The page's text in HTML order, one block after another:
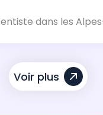
dans les
Voir plus